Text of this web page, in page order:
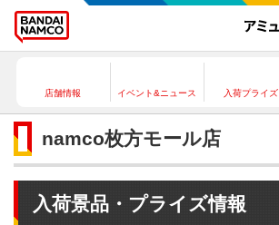
店舗情報 イベント&ニュース 入荷プライズ
namco枚方モール店
入荷景品・プライズ情報